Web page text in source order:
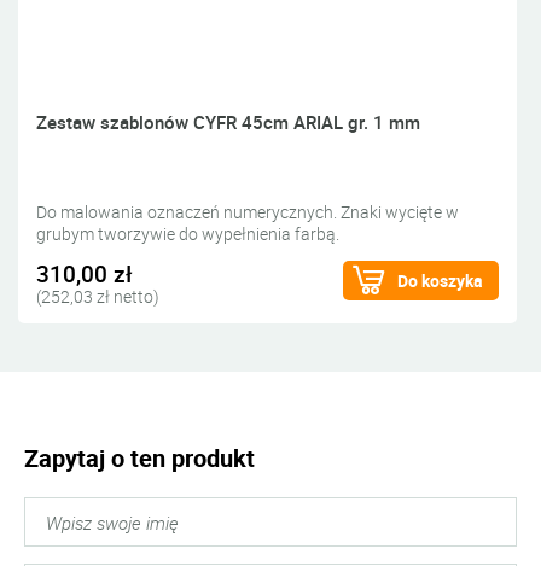
Zestaw szablonów CYFR 45cm ARIAL gr. 1 mm
Do malowania oznaczeń numerycznych. Znaki wycięte w
grubym tworzywie do wypełnienia farbą.
310,00 zł
(252,03 zł netto)
Do koszyka
Zapytaj o ten produkt